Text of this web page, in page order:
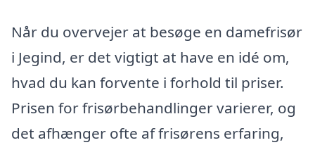
Når du overvejer at besøge en damefrisør
i Jegind, er det vigtigt at have en idé om,
hvad du kan forvente i forhold til priser.
Prisen for frisørbehandlinger varierer, og
det afhænger ofte af frisørens erfaring,